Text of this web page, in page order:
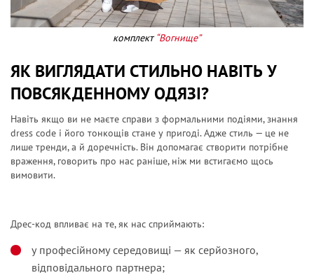
комплект“Вогнище”
ЯК ВИГЛЯДАТИ СТИЛЬНО НАВІТЬ У
ПОВСЯКДЕННОМУ ОДЯЗІ?
Навіть якщо ви не маєте справи з формальними подіями, знання
dress code і його тонкощів стане у пригоді. Адже стиль — це не
лише тренди, а й доречність. Він допомагає створити потрібне
враження, говорить про нас раніше, ніж ми встигаємо щось
вимовити.
Дрес-код впливає на те, як нас сприймають:
у професійному середовищі — як серйозного,
відповідального партнера;